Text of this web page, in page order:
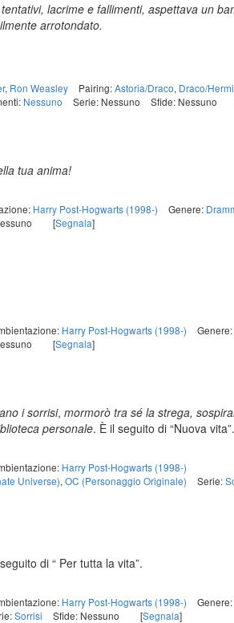
lacrime e fallimenti, aspettava un
arrotondato.
, Ron Weasley Pairing:Astoria/Draco, Draco/
Nessuno Serie: Nessuno Sfide: Nessuno
tua anima!
Harry Post-Hogwarts (1998-) Genere:
[Segnala]
Harry Post-Hogwarts (1998-) Genere:
[Segnala]
i sorrisi, mormorò tra sé la strega,
personale. È il seguito di “Nuova vita”.
Harry Post-Hogwarts (1998-)
Universe), OC (Personaggio Originale) Serie:
di “ Per tutta la vita”.
Harry Post-Hogwarts (1998-) Genere:
Sorrisi Sfide: Nessuno [Segnala]